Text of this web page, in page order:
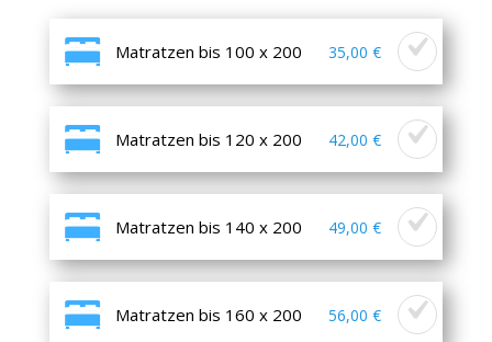
Matratzen bis 100 x 200 35,00 €
Matratzen bis 120 x 200 42,00 €
Matratzen bis 140 x 200 49,00 €
Matratzen bis 160 x 200 56,00 €